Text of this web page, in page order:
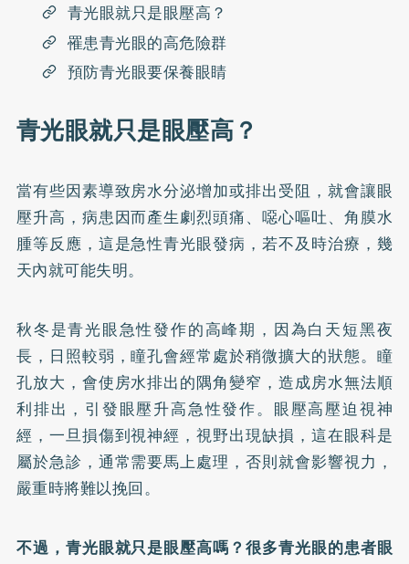
青光眼就只是眼壓高？
罹患青光眼的高危險群
預防青光眼要保養眼睛
青光眼就只是眼壓高？
當有些因素導致房水分泌增加或排出受阻，就會讓眼
壓升高，病患因而產生劇烈頭痛、噁心嘔吐、角膜水
腫等反應，這是急性青光眼發病，若不及時治療，幾
天內就可能失明。
秋冬是青光眼急性發作的高峰期，因為白天短黑夜
長，日照較弱，瞳孔會經常處於稍微擴大的狀態。瞳
孔放大，會使房水排出的隅角變窄，造成房水無法順
利排出，引發眼壓升高急性發作。眼壓高壓迫視神
經，一旦損傷到視神經，視野出現缺損，這在眼科是
屬於急診，通常需要馬上處理，否則就會影響視力，
嚴重時將難以挽回。
不過，青光眼就只是眼壓高嗎？很多青光眼的患者眼